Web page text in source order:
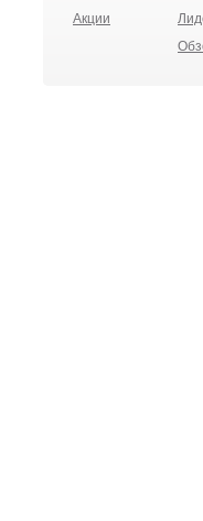
Акции